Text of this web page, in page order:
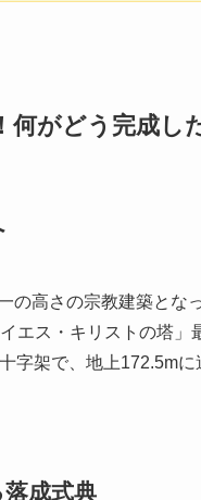
がどう完成し
の高さの宗教建築とな
エス・キリストの塔
字架で、地上172.5m
成式典